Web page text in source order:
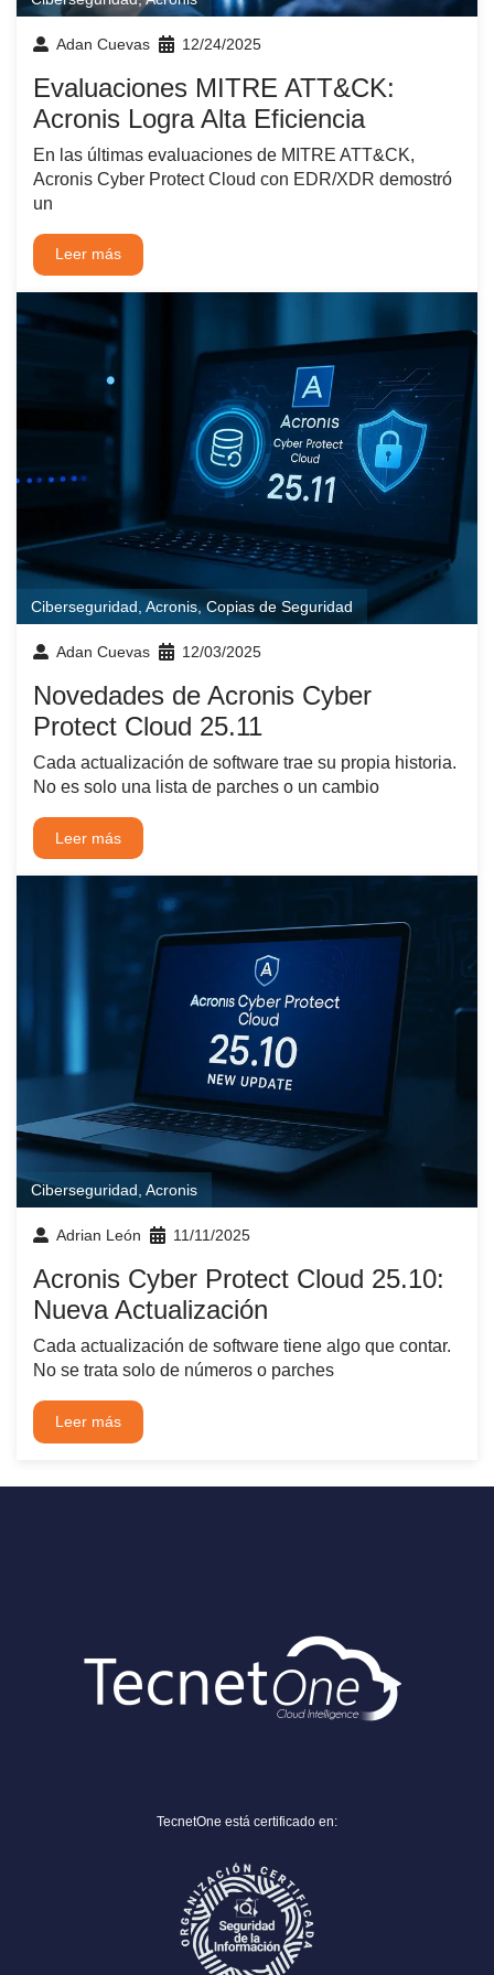
Adan Cuevas 12/24/2025
Evaluaciones MITRE ATT&CK:
Acronis Logra Alta Eficiencia
En las últimas evaluaciones de MITRE ATT&CK,
Acronis Cyber Protect Cloud con EDR/XDR demostró
un
Leer más
Ciberseguridad Acronis,Copias de Seguridad
Adan Cuevas 12/03/2025
Novedades de Acronis Cyber
Protect Cloud 25.11
Cada actualización de software trae su propia historia.
No es solo una lista de parches o un cambio
Leer más
Ciberseguridad, Acronis
Adrian León 11/11/2025
Acronis Cyber Protect Cloud 25.10:
Nueva Actualización
Cada actualización de software tiene algo que contar.
No se trata solo de números o parches
Leer más
TecnetOne está certificado en: